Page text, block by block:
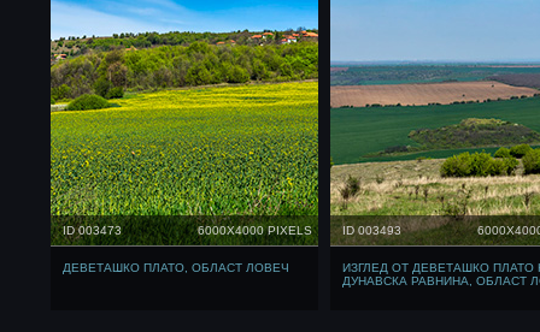
ID 003473 6000X4000 PIXELS
ДЕВЕТАШКО ПЛАТО, ОБЛАСТ ЛОВЕЧ
ID 003493
ИЗГЛЕД ОТ ДЕВЕТАШКО ПЛАТО
ДУНАВСКА РАВНИНА, ОБЛАСТ